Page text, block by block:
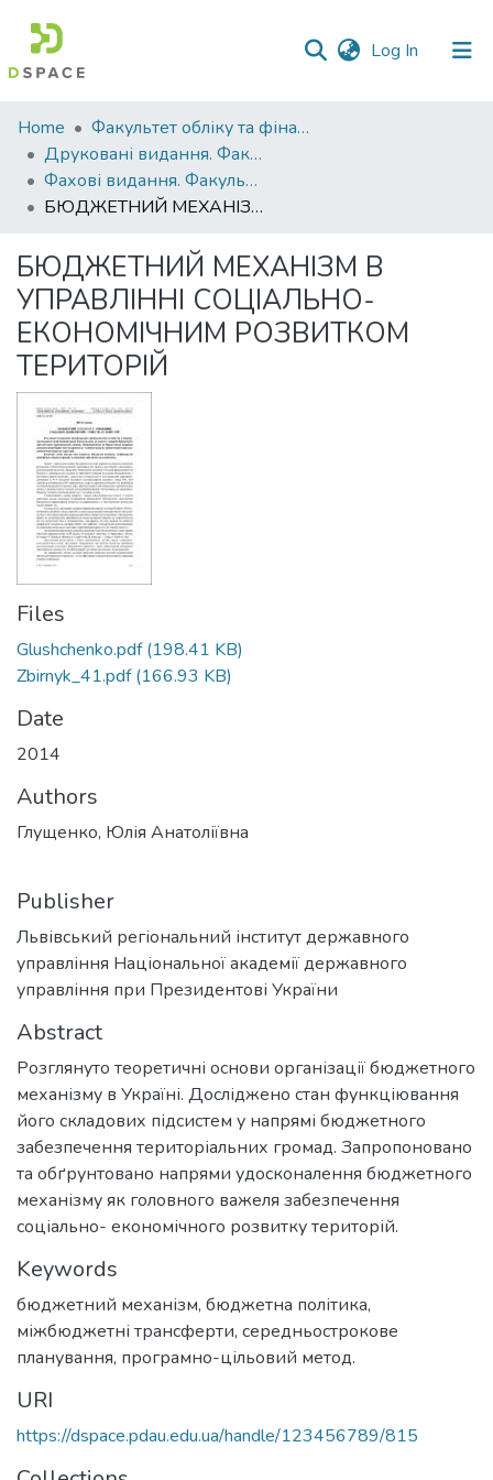
Log In (current)
Communities
&
Collections
All of DSpace
Statistics
Home
Факультет обліку та фінансів
Друковані видання. Факультет обліку та фінансів
Фахові видання. Факультет обліку та фінансів
БЮДЖЕТНИЙ МЕХАНІЗМ В УПРАВЛІННІ СОЦІАЛЬНО-ЕКОНОМІЧНИМ РОЗВИТКОМ ТЕРИТОРІЙ
БЮДЖЕТНИЙ МЕХАНІЗМ В
УПРАВЛІННІ СОЦІАЛЬНО-
ЕКОНОМІЧНИМ РОЗВИТКОМ
ТЕРИТОРІЙ
Files
Glushchenko.pdf(198.41 KB)
Zbirnyk_41.pdf(166.93 KB)
Date
2014
Authors
Глущенко, Юлія Анатоліївна
Publisher
Львівський регіональний інститут державного
управління Національної академії державного
управління при Президентові України
Abstract
Розглянуто теоретичні основи організації бюджетного
механізму в Україні. Досліджено стан функціювання
його складових підсистем у напрямі бюджетного
забезпечення територіальних громад. Запропоновано
та обґрунтовано напрями удосконалення бюджетного
механізму як головного важеля забезпечення
соціально- економічного розвитку територій.
Keywords
бюджетний механізм, бюджетна політика,
міжбюджетні трансферти, середньострокове
планування, програмно-цільовий метод.
URI
https://dspace.pdau.edu.ua/handle/123456789/815